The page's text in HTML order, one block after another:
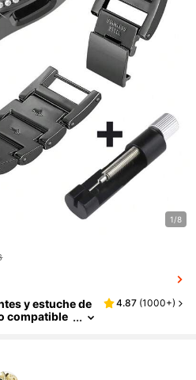
1/8
y estuche de
compatible
correa y estuch
4.87 (1000+)